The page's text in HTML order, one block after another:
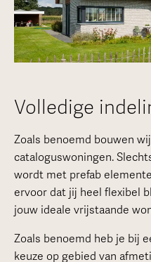
Volledige
Zoals benoemd bouwen
cataloguswoningen.
wordt met prefab
ervoor dat jij heel flexibel
jouw ideale vrijstaande
Zoals benoemd heb je bij
keuze op gebied van